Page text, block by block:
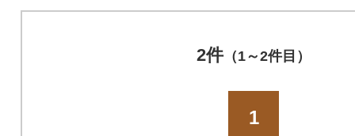
2件（1～2件目）
1